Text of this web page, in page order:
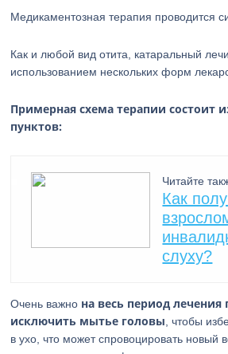
Медикаментозная терапия проводится
Как и любой вид отита, катаральный
использованием нескольких форм
Примерная схема терапии состоит
пунктов:
Читайте
Как
слуху?
Очень важно на весь период лечения
исключить мытье головы , чтобы
в ухо, что может спровоцировать новый